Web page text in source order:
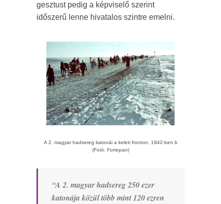
gesztust pedig a képviselő szerint
időszerű lenne hivatalos szintre emelni.
A 2. magyar hadsereg katonái a keleti fronton, 1942-ben b
(Fotó: Fortepan)
“A 2. magyar hadsereg 250 ezer
katonája közül több mint 120 ezren